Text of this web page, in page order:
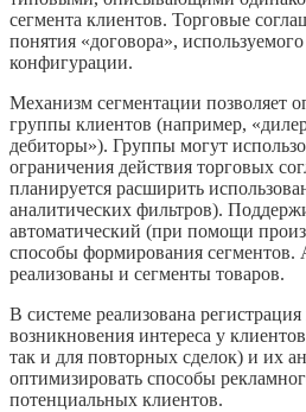
сегмента клиентов. Торговые
понятия «договора»,
конфигурации.
Механизм сегментации позволяет
группы клиентов (например,
дебиторы»). Группы могут
ограничения действия торговых
планируется расширить
аналитических фильтров).
автоматический (при помощи
способы формирования
реализованы и сегменты товаров.
В системе реализована
возникновения интереса у
так и для повторных сделок) и их
оптимизировать способы
потенциальных клиентов.